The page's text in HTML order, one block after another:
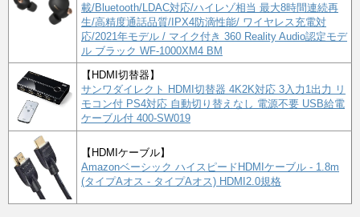
載/Bluetooth/LDAC対応/ハイレゾ相当 最大8時間連続再
生/高精度通話品質/IPX4防滴性能/ ワイヤレス充電対
応/2021年モデル / マイク付き 360 Reality Audio認定モデ
ル ブラック WF-1000XM4 BM
【HDMI切替器】
サンワダイレクト HDMI切替器 4K2K対応 3入力1出力 リ
モコン付 PS4対応 自動切り替えなし 電源不要 USB給電
ケーブル付 400-SW019
【HDMIケーブル】
Amazonベーシック ハイスピードHDMIケーブル - 1.8m
(タイプAオス - タイプAオス) HDMI2.0規格